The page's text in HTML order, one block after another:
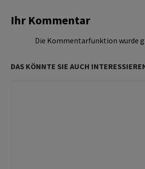
Ihr Kommentar
Die Kommentarfunktion wurde
DAS KÖNNTE SIE AUCH